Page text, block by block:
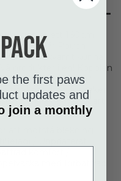
är ett 160cm
med vår Pouch
för att bekvämt kunna
produkter i en! Kopplen
effektiv 3M™
trafikhandtag för säker
ett mycket användbart
att motstå blekning
/ Uppdaterat
komfort /
med förbättrad
the first paws
updates and
join a monthly